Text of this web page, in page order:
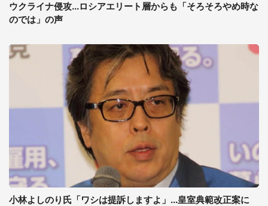
ウクライナ侵攻...ロシアエリート層からも「そろそろやめ時な
のでは」の声
小林よしのり氏「ワシは提訴しますよ」...皇室典範改正案に